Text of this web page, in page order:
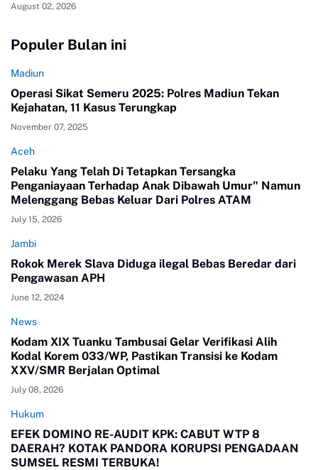
August 02, 2026
Populer Bulan ini
Madiun
Operasi Sikat Semeru 2025: Polres Madiun Tekan
Kejahatan, 11 Kasus Terungkap
November 07, 2025
Aceh
Pelaku Yang Telah Di Tetapkan Tersangka
Penganiayaan Terhadap Anak Dibawah Umur" Namun
Melenggang Bebas Keluar Dari Polres ATAM
July 15, 2026
Jambi
Rokok Merek Slava Diduga ilegal Bebas Beredar dari
Pengawasan APH
June 12, 2024
News
Kodam XIX Tuanku Tambusai Gelar Verifikasi Alih
Kodal Korem 033/WP, Pastikan Transisi ke Kodam
XXV/SMR Berjalan Optimal
July 08, 2026
Hukum
EFEK DOMINO RE-AUDIT KPK: CABUT WTP 8
DAERAH? KOTAK PANDORA KORUPSI PENGADAAN
SUMSEL RESMI TERBUKA!